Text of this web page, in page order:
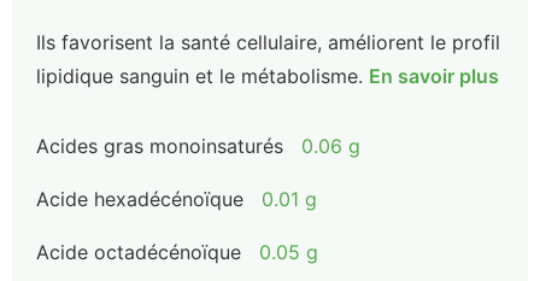
Ils favorisent la santé cellulaire, améliorent le profil
lipidique sanguin et le métabolisme. En savoir plus
Acides gras monoinsaturés 0.06 g
Acide hexadécénoïque 0.01 g
Acide octadécénoïque 0.05 g